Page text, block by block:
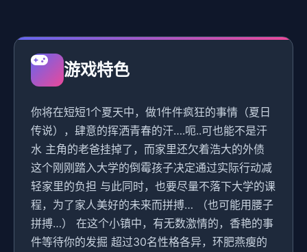
游戏特色
你将在短短1个夏天中，做1件件疯狂的事情（夏日
传说），肆意的挥洒青春的汗….呃..可也能不是汗
水 主角的老爸挂掉了，而家里还欠着浩大的外债
这个刚刚踏入大学的倒霉孩子决定通过实际行动减
轻家里的负担 与此同时，也要尽量不落下大学的课
程，为了家人美好的未来而拼搏… （也可能用腰子
拼搏…） 在这个小镇中，有无数激情的，香艳的事
件等待你的发掘 超过30名性格各异，环肥燕瘦的